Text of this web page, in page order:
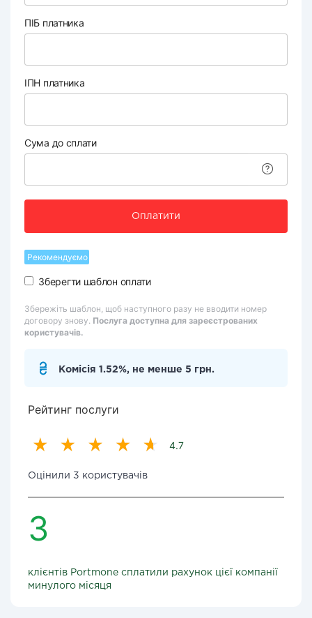
ПІБ платника
ІПН платника
Сума до сплати
Оплатити
Рекомендуємо
Зберегти шаблон оплати
Збережіть шаблон, щоб наступного разу не вводити номер
договору знову. Послуга доступна для зареєстрованих
користувачів.
Комісія 1.52%, не менше 5 грн.
Рейтинг послуги
4.7
Оцінили 3 користувачів
3
клієнтів Portmone сплатили рахунок цієї компанії
минулого місяця